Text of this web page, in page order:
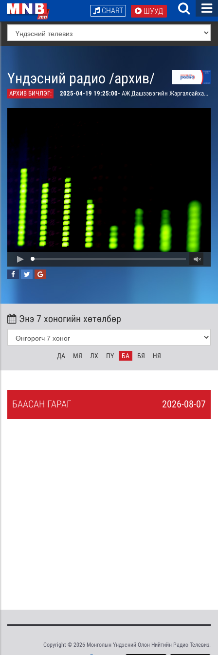
ШУУД
CHART
Үндэсний радио /архив/
АРХИВ БИЧЛЭГ: 2025-04-19 19:25:00- АЖ Дашзэвэгийн Жаргалсайханы дуунаас
Энэ 7 хоногийн хөтөлбөр
ДА МЯ ЛХ ПҮ БА БЯ НЯ
2026-08-07
БААСАН ГАРАГ
Copyright © 2026 Монголын Үндэсний Олон Нийтийн Радио Телевиз.